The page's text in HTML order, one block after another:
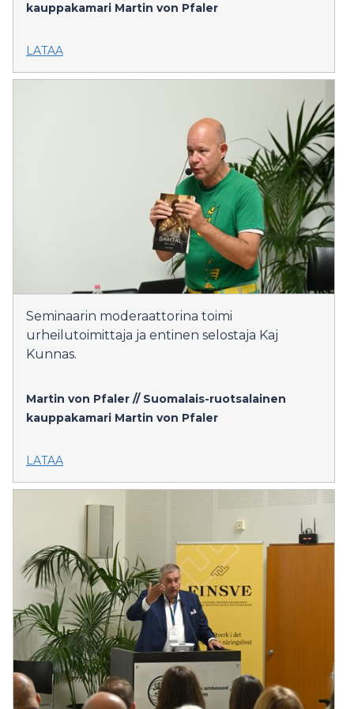
kauppakamari Martin von Pfaler
LATAA
Seminaarin moderaattorina toimi
urheilutoimittaja ja entinen selostaja Kaj
Kunnas.
Martin von Pfaler // Suomalais-ruotsalainen
kauppakamari Martin von Pfaler
LATAA